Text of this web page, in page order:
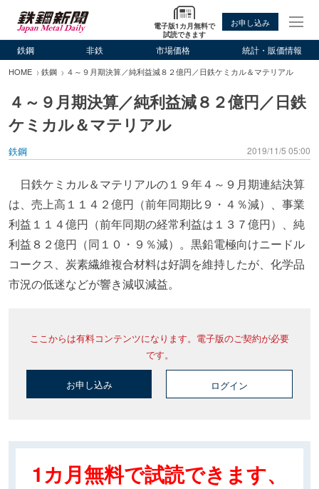
電子版1カ月無料で
試読できます
お申し込み
鉄鋼 非鉄 市場価格 統計・販価情報
HOME 鉄鋼 ４～９月期決算／純利益減８２億円／日鉄ケミカル＆マテリアル
４～９月期決算／純利益減８２億円／日鉄
ケミカル＆マテリアル
鉄鋼 2019/11/5 05:00
日鉄ケミカル＆マテリアルの１９年４～９月期連結決算
は、売上高１１４２億円（前年同期比９・４％減）、事業
利益１１４億円（前年同期の経常利益は１３７億円）、純
利益８２億円（同１０・９％減）。黒鉛電極向けニードル
コークス、炭素繊維複合材料は好調を維持したが、化学品
市況の低迷などが響き減収減益。
ここからは有料コンテンツになります。電子版のご契約が必要
です。
お申し込み ログイン
1カ月無料で試読できます、